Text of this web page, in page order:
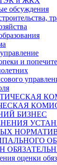
обсуждения
и
БИЗНЕС
оценки